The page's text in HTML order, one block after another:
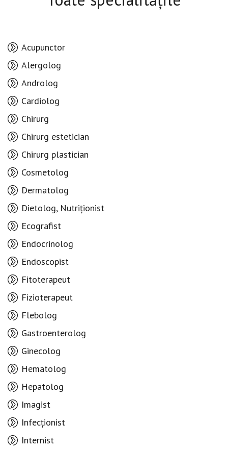
Acupunctor
Alergolog
Androlog
Cardiolog
Chirurg
Chirurg estetician
Chirurg plastician
Cosmetolog
Dermatolog
Dietolog, Nutriționist
Ecografist
Endocrinolog
Endoscopist
Fitoterapeut
Fizioterapeut
Flebolog
Gastroenterolog
Ginecolog
Hematolog
Hepatolog
Imagist
Infecționist
Internist